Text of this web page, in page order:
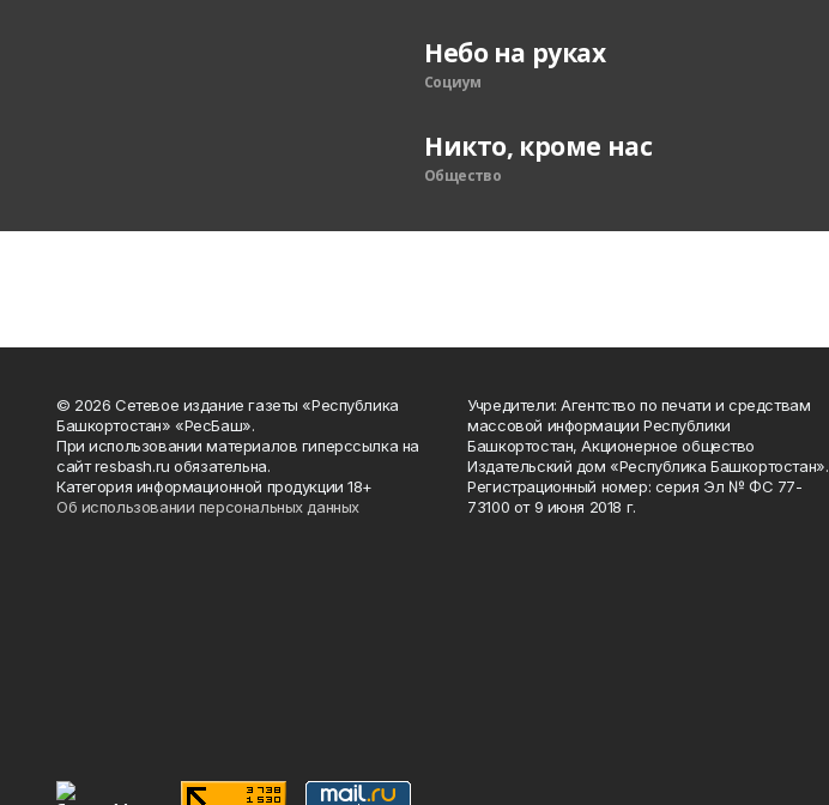
Небо на руках
Cоциум
Никто, кроме нас
Общество
© 2026 Сетевое издание газеты «Республика
Башкортостан» «РесБаш».
При использовании материалов гиперссылка на
сайт resbash.ru обязательна.
Категория информационной продукции 18+
Об использовании персональных данных
Учредители: Агентство по печати и средствам
массовой информации Республики
Башкортостан, Акционерное общество
Издательский дом «Республика Башкортостан».
Регистрационный номер: серия Эл № ФС 77-
73100 от 9 июня 2018 г.